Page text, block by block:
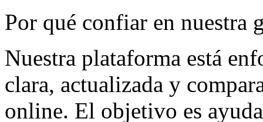
Por qué confiar en nuestra
Nuestra plataforma está
clara, actualizada y
online. El objetivo es